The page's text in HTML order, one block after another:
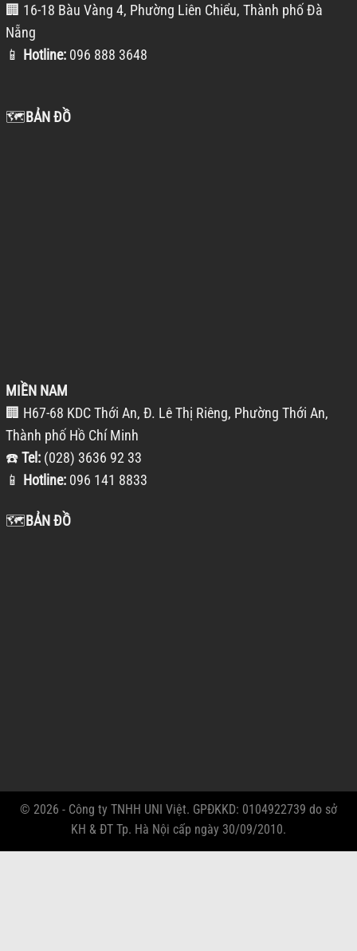
🏢 16-18 Bàu Vàng 4, Phường Liên Chiểu, Thành phố Đà
Nẵng
📱 Hotline: 096 888 3648
🗺️BẢN ĐỒ
MIỀN NAM
🏢 H67-68 KDC Thới An, Đ. Lê Thị Riêng, Phường Thới An,
Thành phố Hồ Chí Minh
☎️Tel: (028) 3636 92 33
📱 Hotline: 096 141 8833
🗺️BẢN ĐỒ
© 2026 - Công ty TNHH UNI Việt. GPĐKKD: 0104922739 do sở
KH & ĐT Tp. Hà Nội cấp ngày 30/09/2010.